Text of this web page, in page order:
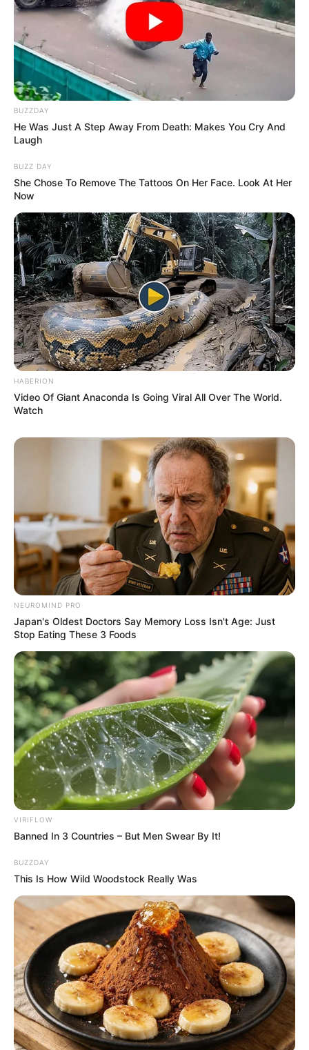
BUZZDAY
He Was Just A Step Away From Death: Makes You Cry And
Laugh
BUZZ DAY
She Chose To Remove The Tattoos On Her Face. Look At Her
Now
HABERION
Video Of Giant Anaconda Is Going Viral All Over The World.
Watch
NEUROMIND PRO
Japan's Oldest Doctors Say Memory Loss Isn't Age: Just
Stop Eating These 3 Foods
VIRIFLOW
Banned In 3 Countries – But Men Swear By It!
BUZZDAY
This Is How Wild Woodstock Really Was